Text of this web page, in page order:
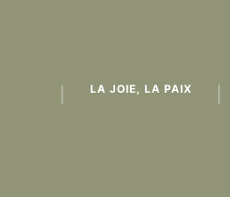
LA JOIE, LA PAIX